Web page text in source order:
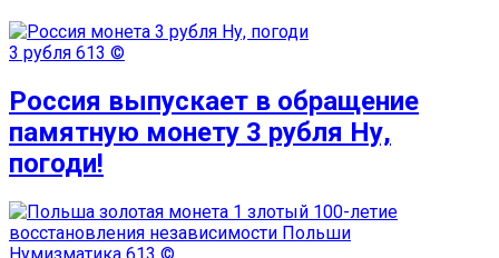
3 рубля 613 ©
Россия выпускает в обращение
памятную монету 3 рубля Ну,
погоди!
Нумизматика 613 ©